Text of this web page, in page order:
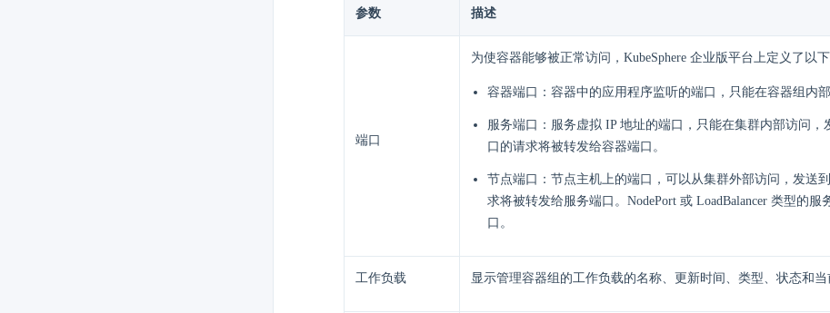
参数 描述
端口
为使容器能够被正常访问，KubeSphere 企业版平台上定义了以
容器端口：容器中的应用程序监听的端口，只能在容器组内部
服务端口：服务虚拟 IP 地址的端口，只能在集群内部访问，
口的请求将被转发给容器端口。
节点端口：节点主机上的端口，可以从集群外部访问，发送
求将被转发给服务端口。NodePort 或 LoadBalancer 类型的服
口。
工作负载 显示管理容器组的工作负载的名称、更新时间、类型、状态和当